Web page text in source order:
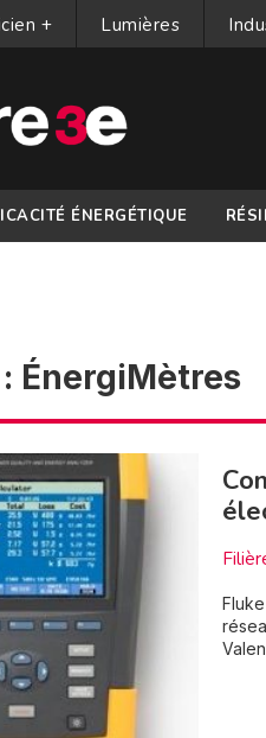
+ Lumières
ÉNERGÉTIQUE
ÉnergiMètres